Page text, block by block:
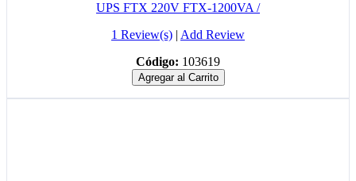
UPS FTX 220V FTX-1200VA /
1 Review(s) | Add Review
Código: 103619
Agregar al Carrito